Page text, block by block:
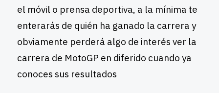
el móvil o prensa deportiva, a la mínima te
enterarás de quién ha ganado la carrera y
obviamente perderá algo de interés ver la
carrera de MotoGP en diferido cuando ya
conoces sus resultados